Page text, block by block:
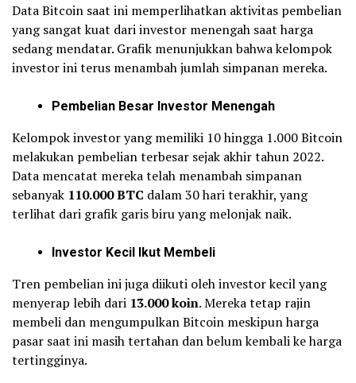
Data Bitcoin saat ini memperlihatkan aktivitas pembelian
yang sangat kuat dari investor menengah saat harga
sedang mendatar. Grafik menunjukkan bahwa kelompok
investor ini terus menambah jumlah simpanan mereka.
Pembelian Besar Investor Menengah
Kelompok investor yang memiliki 10 hingga 1.000 Bitcoin
melakukan pembelian terbesar sejak akhir tahun 2022.
Data mencatat mereka telah menambah simpanan
sebanyak 110.000 BTC dalam 30 hari terakhir, yang
terlihat dari grafik garis biru yang melonjak naik.
Investor Kecil Ikut Membeli
Tren pembelian ini juga diikuti oleh investor kecil yang
menyerap lebih dari 13.000 koin. Mereka tetap rajin
membeli dan mengumpulkan Bitcoin meskipun harga
pasar saat ini masih tertahan dan belum kembali ke harga
tertingginya.